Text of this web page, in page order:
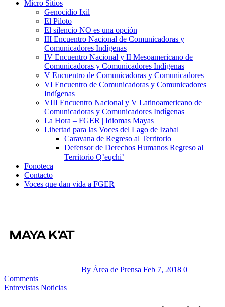
Micro Sitios
Genocidio Ixil
El Piloto
El silencio NO es una opción
III Encuentro Nacional de Comunicadoras y
Comunicadores Indígenas
IV Encuentro Nacional y II Mesoamericano de
Comunicadoras y Comunicadores Indígenas
V Encuentro de Comunicadoras y Comunicadores
VI Encuentro de Comunicadoras y Comunicadores
Indígenas
VIII Encuentro Nacional y V Latinoamericano de
Comunicadoras y Comunicadores Indígenas
La Hora – FGER | Idiomas Mayas
Libertad para las Voces del Lago de Izabal
Caravana de Regreso al Territorio
Defensor de Derechos Humanos Regreso al
Territorio Q’eqchi’
Fonoteca
Contacto
Voces que dan vida a FGER
By Área de Prensa Feb 7, 2018 0
Comments
Entrevistas Noticias